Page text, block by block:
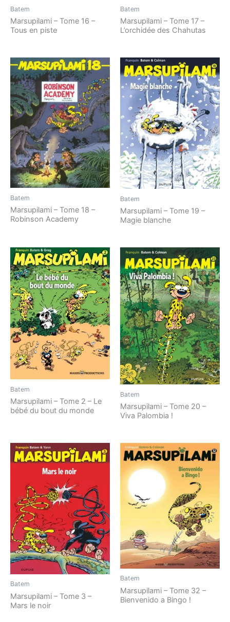
Batem
Marsupilami – Tome 16 –
Tous en piste
Batem
Marsupilami – Tome 17 –
L’orchidée des Chahutas
Batem
Marsupilami – Tome 18 –
Robinson Academy
Batem
Marsupilami – Tome 19 –
Magie blanche
Batem
Marsupilami – Tome 2 – Le
bébé du bout du monde
Batem
Marsupilami – Tome 20 –
Viva Palombia !
Batem
Marsupilami – Tome 3 –
Mars le noir
Batem
Marsupilami – Tome 32 –
Bienvenido a Bingo !